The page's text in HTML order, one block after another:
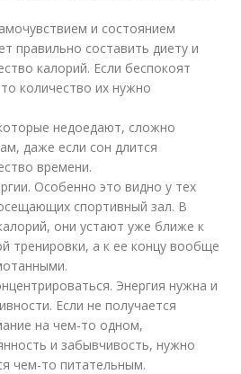
и состоянием
правильно составить диету и
калорий. Если беспокоят
количество их нужно
недоедают, сложно
даже если сон длится
времени.
Особенно это видно у тех
спортивный зал. В
они устают уже ближе к
тренировки, а к ее концу вообще
Энергия нужна и
Если не получается
на чем-то одном,
и забывчивость, нужно
чем-то питательным.